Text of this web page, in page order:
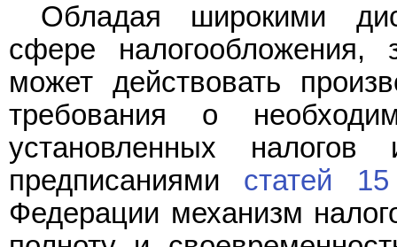
Обладая широкими
сфере
может действовать
требования о
установленных
предписаниями статей 15
Федерации механизм